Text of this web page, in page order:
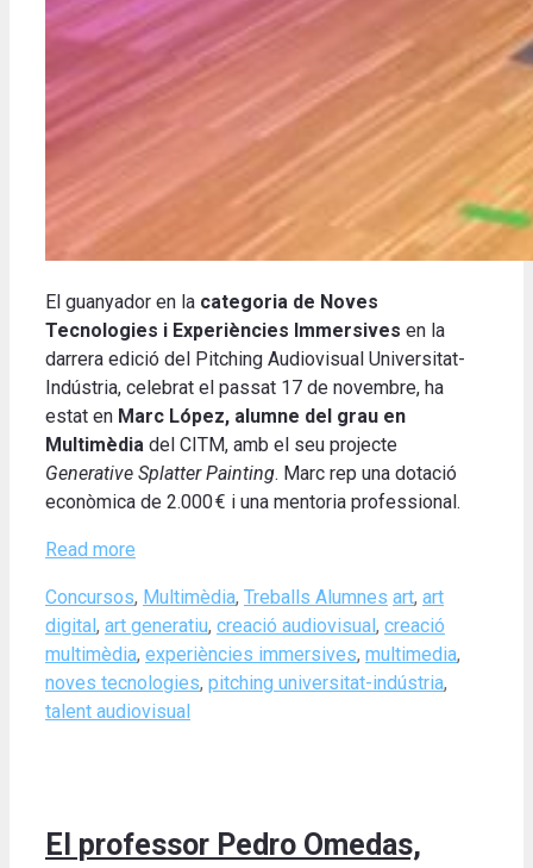
El guanyador en la categoria de Noves
Tecnologies i Experiències Immersives en la
darrera edició del Pitching Audiovisual Universitat-
Indústria, celebrat el passat 17 de novembre, ha
estat en Marc López, alumne del grau en
Multimèdia del CITM, amb el seu projecte
Generative Splatter Painting. Marc rep una dotació
econòmica de 2.000 € i una mentoria professional.
Read more
Categories
Concursos, Multimèdia, Treballs Alumnes Tags
art, art
digital , art generatiu, creació audiovisual , creació
multimèdia, experiències immersives, multimedia,
noves tecnologies, pitching universitat-indústria,
talent audiovisual
El professor Pedro Omedas,